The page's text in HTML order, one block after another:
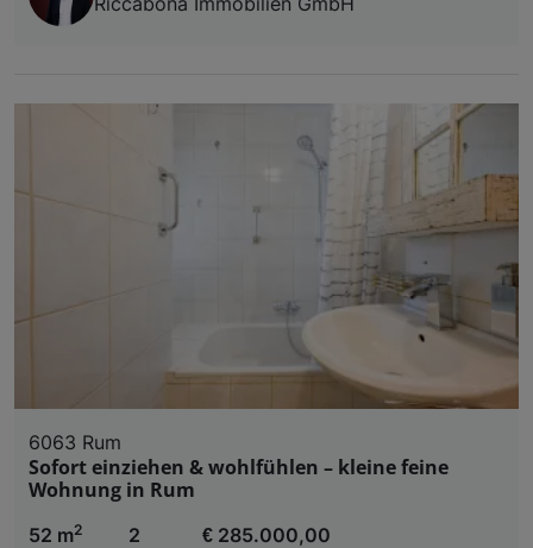
6063 Rum
Sofort einziehen & wohlfühlen – kleine feine
Wohnung in Rum
52 m2
2 € 285.000,00